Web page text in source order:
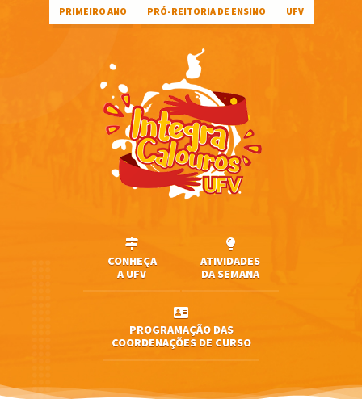
PRIMEIRO ANO PRÓ-REITORIA DE ENSINO UFV
CONHEÇA
A UFV
ATIVIDADES
DA SEMANA
PROGRAMAÇÃO DAS
COORDENAÇÕES DE CURSO